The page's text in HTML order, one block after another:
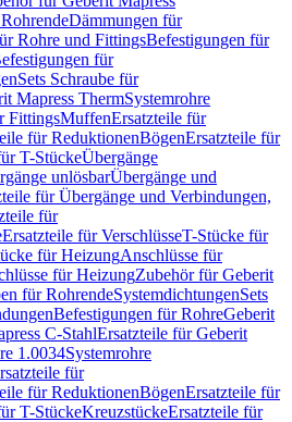
Dämmungen für
Rohre und FittingsBefestigungen für
für
Sets Schraube für
Mapress ThermSystemrohre
FittingsMuffenErsatzteile für
für ReduktionenBögenErsatzteile für
T-StückeÜbergänge
unlösbarÜbergänge und
für Übergänge und Verbindungen,
für
Ersatzteile für VerschlüsseT-Stücke für
für HeizungAnschlüsse für
für HeizungZubehör für Geberit
für RohrendeSystemdichtungenSets
Befestigungen für RohreGeberit
C-StahlErsatzteile für Geberit
1.0034Systemrohre
für
für ReduktionenBögenErsatzteile für
T-StückeKreuzstückeErsatzteile für